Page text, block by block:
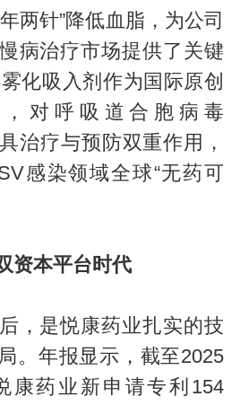
两针”降低血脂，为公司
病治疗市场提供了关键
化吸入剂作为国际原创
对呼吸道合胞病毒
治疗与预防双重作用，
感染领域全球“无药可
资本平台时代
，是悦康药业扎实的技
。年报显示，截至2025
康药业新申请专利154